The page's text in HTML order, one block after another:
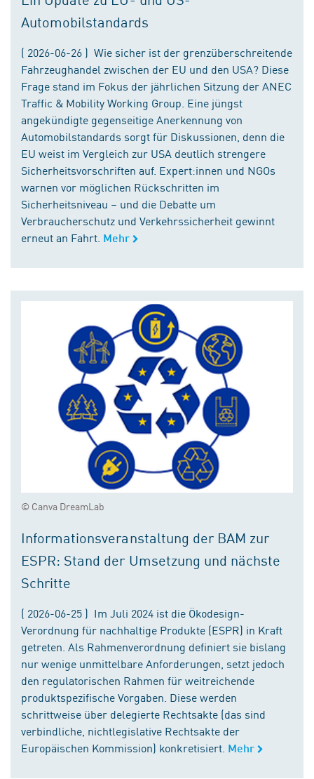
Automobilstandards
( 2026-06-26 ) Wie sicher ist der grenzüberschreitende
Fahrzeughandel zwischen der EU und den USA? Diese
Frage stand im Fokus der jährlichen Sitzung der ANEC
Traffic & Mobility Working Group. Eine jüngst
angekündigte gegenseitige Anerkennung von
Automobilstandards sorgt für Diskussionen, denn die
EU weist im Vergleich zur USA deutlich strengere
Sicherheitsvorschriften auf. Expert:innen und NGOs
warnen vor möglichen Rückschritten im
Sicherheitsniveau – und die Debatte um
Verbraucherschutz und Verkehrssicherheit gewinnt
erneut an Fahrt. Mehr
© Canva DreamLab
Informationsveranstaltung der BAM zur
ESPR: Stand der Umsetzung und nächste
Schritte
( 2026-06-25 ) Im Juli 2024 ist die Ökodesign-
Verordnung für nachhaltige Produkte (ESPR) in Kraft
getreten. Als Rahmenverordnung definiert sie bislang
nur wenige unmittelbare Anforderungen, setzt jedoch
den regulatorischen Rahmen für weitreichende
produktspezifische Vorgaben. Diese werden
schrittweise über delegierte Rechtsakte (das sind
verbindliche, nichtlegislative Rechtsakte der
Europäischen Kommission) konkretisiert. Mehr